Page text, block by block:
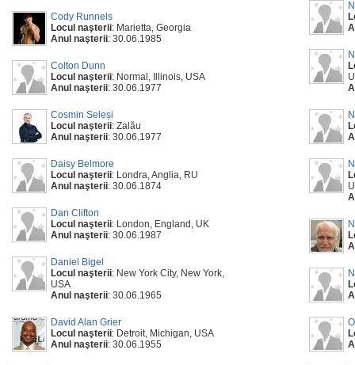
Cody Runnels
Locul naşterii: Marietta, Georgia
Anul naşterii: 30.06.1985
Colton Dunn
Locul naşterii: Normal, Illinois, USA
Anul naşterii: 30.06.1977
Cosmin Seleși
Locul naşterii: Zalău
Anul naşterii: 30.06.1977
Daisy Belmore
Locul naşterii: Londra, Anglia, RU
Anul naşterii: 30.06.1874
Dan Clifton
Locul naşterii: London, England, UK
Anul naşterii: 30.06.1987
Daniel Bigel
Locul naşterii: New York City, New York,
USA
Anul naşterii: 30.06.1965
David Alan Grier
Locul naşterii: Detroit, Michigan, USA
Anul naşterii: 30.06.1955